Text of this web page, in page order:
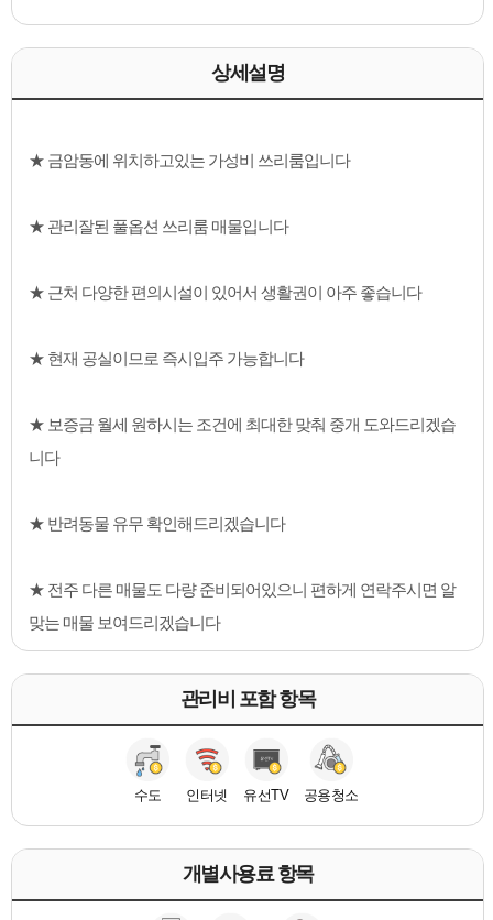
상세설명
★ 금암동에 위치하고있는 가성비 쓰리룸입니다
★ 관리잘된 풀옵션 쓰리룸 매물입니다
★ 근처 다양한 편의시설이 있어서 생활권이 아주 좋습니다
★ 현재 공실이므로 즉시입주 가능합니다
★ 보증금 월세 원하시는 조건에 최대한 맞춰 중개 도와드리겠습
니다
★ 반려동물 유무 확인해드리겠습니다
★ 전주 다른 매물도 다량 준비되어있으니 편하게 연락주시면 알
맞는 매물 보여드리겠습니다
관리비 포함 항목
수도 인터넷 유선TV 공용청소
개별사용료 항목